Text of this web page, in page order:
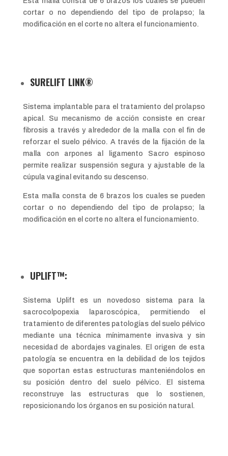
cortar o no dependiendo del tipo de prolapso; la
modificación en el corte no altera el funcionamiento.
SURELIFT LINK®
Sistema implantable para el tratamiento del prolapso
apical. Su mecanismo de acción consiste en crear
fibrosis a través y alrededor de la malla con el fin de
reforzar el suelo pélvico. A través de la fijación de la
malla con arpones al ligamento Sacro espinoso
permite realizar suspensión segura y ajustable de la
cúpula vaginal evitando su descenso.
Esta malla consta de 6 brazos los cuales se pueden
cortar o no dependiendo del tipo de prolapso; la
modificación en el corte no altera el funcionamiento.
UPLIFT™:
Sistema Uplift es un novedoso sistema para la
sacrocolpopexia laparoscópica, permitiendo el
tratamiento de diferentes patologías del suelo pélvico
mediante una técnica mínimamente invasiva y sin
necesidad de abordajes vaginales. El origen de esta
patología se encuentra en la debilidad de los tejidos
que soportan estas estructuras manteniéndolos en
su posición dentro del suelo pélvico. El sistema
reconstruye las estructuras que lo sostienen,
reposicionando los órganos en su posición natural.